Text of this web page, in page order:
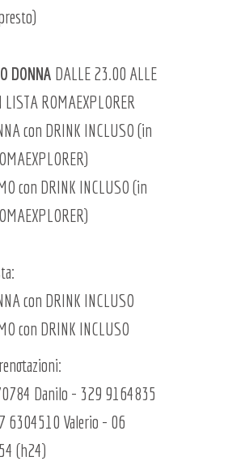
DONNA DALLE 23.00 ALLE
ROMAEXPLORER
con DRINK INCLUSO (in
con DRINK INCLUSO (in
con DRINK INCLUSO
con DRINK INCLUSO
Danilo - 329 9164835
6304510 Valerio - 06
(h24)